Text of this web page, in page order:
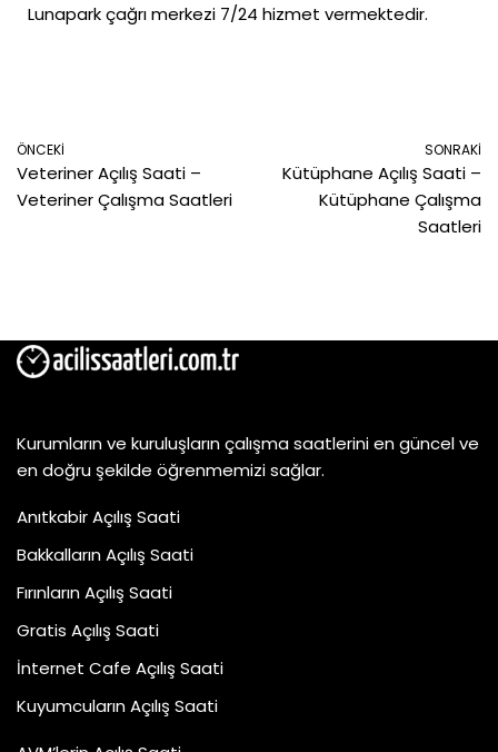
Lunapark çağrı merkezi 7/24 hizmet vermektedir.
ÖNCEKI
Veteriner Açılış Saati –
Veteriner Çalışma Saatleri
SONRAKI
Kütüphane Açılış Saati –
Kütüphane Çalışma
Saatleri
Kurumların ve kuruluşların çalışma saatlerini en güncel ve
en doğru şekilde öğrenmemizi sağlar.
Anıtkabir Açılış Saati
Bakkalların Açılış Saati
Fırınların Açılış Saati
Gratis Açılış Saati
İnternet Cafe Açılış Saati
Kuyumcuların Açılış Saati